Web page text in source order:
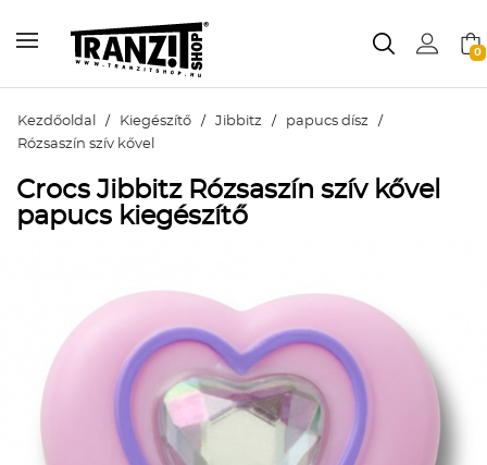
0
Kezdőoldal / Kiegészítő / Jibbitz / papucs dísz /
Rózsaszín szív kővel
Crocs Jibbitz Rózsaszín szív kővel
papucs kiegészítő